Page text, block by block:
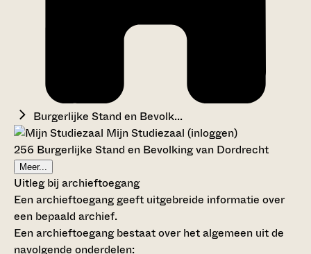
Burgerlijke Stand en Bevolk...
Mijn Studiezaal (inloggen)
256 Burgerlijke Stand en Bevolking van Dordrecht
Meer...
Uitleg bij archieftoegang
Een archieftoegang geeft uitgebreide informatie over
een bepaald archief.
Een archieftoegang bestaat over het algemeen uit de
navolgende onderdelen: